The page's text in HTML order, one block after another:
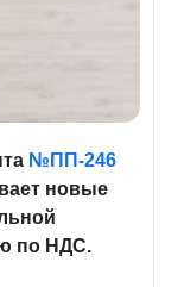
№ПП-246
новые
по НДС.